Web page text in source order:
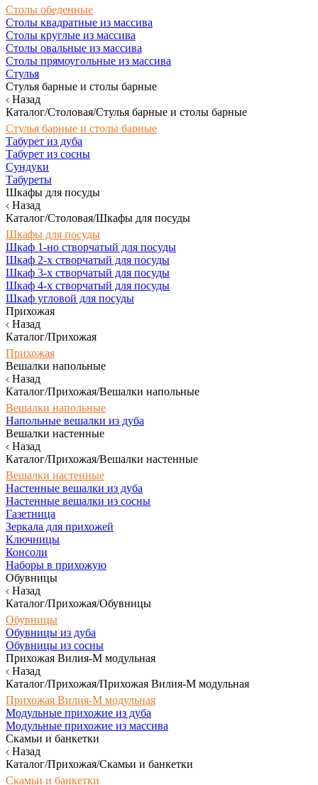
Столы обеденные
Столы квадратные из массива
Столы круглые из массива
Столы овальные из массива
Столы прямоугольные из массива
Стулья
Стулья барные и столы барные
Назад
Каталог/Столовая/Стулья барные и столы барные
Стулья барные и столы барные
Табурет из дуба
Табурет из сосны
Сундуки
Табуреты
Шкафы для посуды
Назад
Каталог/Столовая/Шкафы для посуды
Шкафы для посуды
Шкаф 1-но створчатый для посуды
Шкаф 2-х створчатый для посуды
Шкаф 3-х створчатый для посуды
Шкаф 4-х створчатый для посуды
Шкаф угловой для посуды
Прихожая
Назад
Каталог/Прихожая
Прихожая
Вешалки напольные
Назад
Каталог/Прихожая/Вешалки напольные
Вешалки напольные
Напольные вешалки из дуба
Вешалки настенные
Назад
Каталог/Прихожая/Вешалки настенные
Вешалки настенные
Настенные вешалки из дуба
Настенные вешалки из сосны
Газетница
Зеркала для прихожей
Ключницы
Консоли
Наборы в прихожую
Обувницы
Назад
Каталог/Прихожая/Обувницы
Обувницы
Обувницы из дуба
Обувницы из сосны
Прихожая Вилия-М модульная
Назад
Каталог/Прихожая/Прихожая Вилия-М модульная
Прихожая Вилия-М модульная
Модульные прихожие из дуба
Модульные прихожие из массива
Скамьи и банкетки
Назад
Каталог/Прихожая/Скамьи и банкетки
Скамьи и банкетки